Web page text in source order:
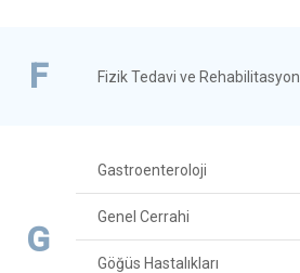
F Fizik Tedavi ve Rehabilitasyon
G
Gastroenteroloji
Genel Cerrahi
Göğüs Hastalıkları